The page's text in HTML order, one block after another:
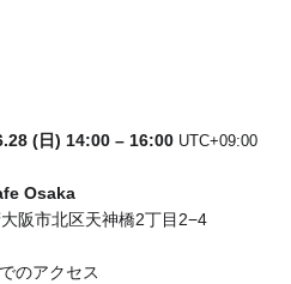
(日) 14:00 – 16:00UTC+09:00
Osaka
阪市北区天神橋2丁目2−4
のアクセス